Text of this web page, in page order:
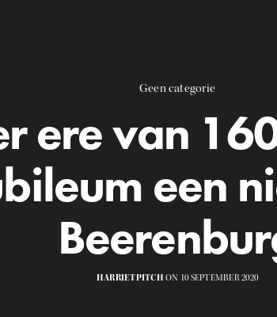
Geen categorie
ere van
een
HARRIETPITCH ON 10 SEPTEMBER 2020